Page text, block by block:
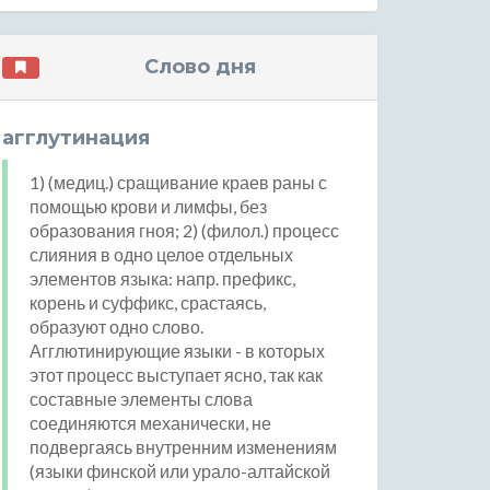
Слово дня
агглутинация
1) (медиц.) сращивание краев раны с
помощью крови и лимфы, без
образования гноя; 2) (филол.) процесс
слияния в одно целое отдельных
элементов языка: напр. префикс,
корень и суффикс, срастаясь,
образуют одно слово.
Агглютинирующие языки - в которых
этот процесс выступает ясно, так как
составные элементы слова
соединяются механически, не
подвергаясь внутренним изменениям
(языки финской или урало-алтайской